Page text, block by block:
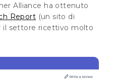
Alliance ha ottenuto
Report (un sito di
il settore ricettivo molto